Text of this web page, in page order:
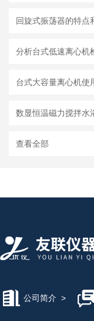
回旋式振荡器的特点
分析台式低速离心机
台式大容量离心机使
查看全部
公司简介 >